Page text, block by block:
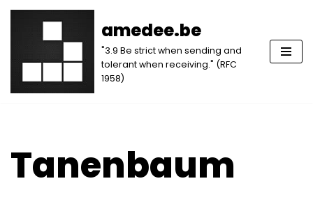
amedee.be
"3.9 Be strict when sending and
tolerant when receiving." (RFC
1958)
Tanenbaum